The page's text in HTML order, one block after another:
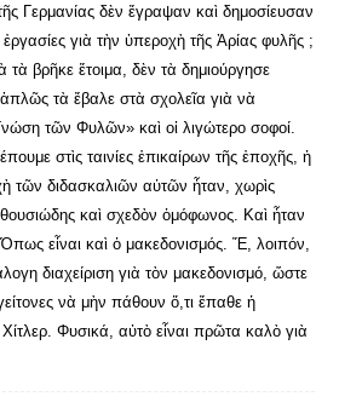
Γερμανίας δὲν ἔγραψαν καὶ δημοσίευσαν
ἐργασίες γιὰ τὴν ὑπεροχὴ τῆς Ἀρίας φυλῆς ;
τὰ βρῆκε ἕτοιμα, δὲν τὰ δημιούργησε
τὰ ἔβαλε στὰ σχολεῖα γιὰ νὰ
τῶν Φυλῶν» καὶ οἱ λιγώτερο σοφοί.
στὶς ταινίες ἐπικαίρων τῆς ἐποχῆς, ἡ
τῶν διδασκαλιῶν αὐτῶν ἦταν, χωρὶς
καὶ σχεδὸν ὁμόφωνος. Καὶ ἦταν
εἶναι καὶ ὁ μακεδονισμός. Ἔ, λοιπόν,
διαχείριση γιὰ τὸν μακεδονισμό, ὥστε
νὰ μὴν πάθουν ὅ,τι ἔπαθε ἡ
Χίτλερ. Φυσικά, αὐτὸ εἶναι πρῶτα καλὸ γιὰ